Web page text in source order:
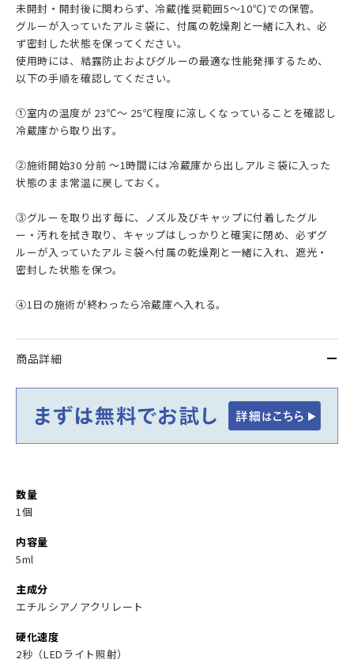
未開封・開封後に関わらず、冷蔵(推奨範囲5〜10℃)での保管。
グルーが入っていたアルミ袋に、付属の乾燥剤と一緒に入れ、必
ず密封した状態を保ってください。
使用時には、結露防止およびグルーの最適な性能発揮するため、
以下の手順を確認してください。
①室内の温度が 23℃〜 25℃程度に涼しくなっていることを確認し
冷蔵庫から取り出す。
②施術開始30 分前 〜1時間には冷蔵庫から出しアルミ袋に入った
状態のまま常温に戻しておく。
③グルーを取り出す毎に、ノズル及びキャップに付着したグル
ー・汚れを拭き取り、キャップはしっかりと確実に閉め、必ずグ
ルーが入っていたアルミ袋へ付属の乾燥剤と一緒に入れ、遮光・
密封した状態を保つ。
④1日の施術が終わったら冷蔵庫へ入れる。
商品詳細
数量
1個
内容量
5ml
主成分
エチルシアノアクリレート
硬化速度
2秒（LEDライト照射）